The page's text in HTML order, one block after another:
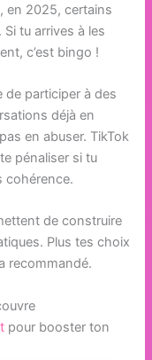
en 2025, certains
tu arrives à les
c’est bingo !
de participer à des
déjà en
en abuser. TikTok
pénaliser si tu
cohérence.
de construire
Plus tes choix
recommandé.
pour booster ton